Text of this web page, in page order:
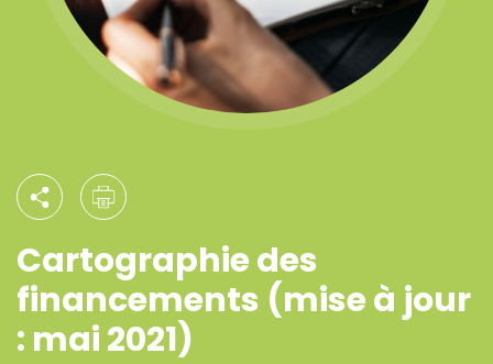
Cartographie des
financements (mise à jour
: mai 2021)